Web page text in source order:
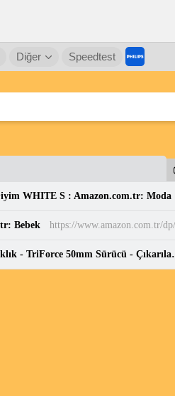
Diğer Speedtest
WHITE S : Amazon.com.tr: Moda
Bebek https://www.amazon.com.tr/
Razer BlackShark V3 - Kablosuz E-Spor Kulaklık -